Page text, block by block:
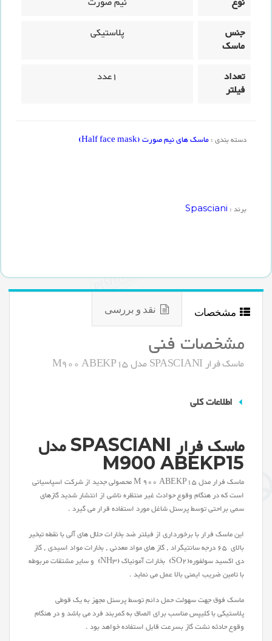
جنس
ماسک
پلاستیکی
تعداد
فیلتر
1عدد
دسته بندی :ماسک های نیم صورت (Half face mask)
برند : Spasciani
مشخصات نقد و بررسی
مشخصات فنی
ماسک فرار SPASCIANI مدل M900 ABEKP15
اطلاعات کلی
ماسک فرار SPASCIANI مدل
M900 ABEKP15
ماسک فرار مدل M 900 ABEKP15 محصولی جدید از شرکت اسپاسیانی
است که در هنگام وقوع حوادث غیر منتظره ناشی از انتشار شدید گازهای
سمی براحتی توسط پرسنل شاغل مورد استفاده قرار می گیرد .
این ماسک فرار با برخورداری از فیلتر ضد بخارات حلال های آلی با نقطه تبخیر
بالای ۶۵ درجه سانتیگراد , گاز های مواد معدنی , بخارات مواد اسیدی , گاز
دی اکسید سولفوره(SO2) بخارات آمونیاک (NH3) و سایر مشتقات مربوطه
با تامین ضریب ایمنی بالا عمل می نماید .
ماسک فوق جهت سهولت حمل دائم توسط پرسنل مجهز به یک قوطی
پلاستیکی با کلیپس مناسب برای الصاق به کمربند فرد می باشد و در هنگام
وقوع حادثه نشت گاز بسرعت قابل استفاده خواهد بود .